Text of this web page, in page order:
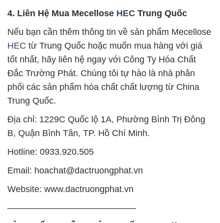
4. Liên Hệ Mua Mecellose HEC Trung Quốc
Nếu bạn cần thêm thông tin về sản phẩm Mecellose
HEC từ Trung Quốc hoặc muốn mua hàng với giá
tốt nhất, hãy liên hệ ngay với Công Ty Hóa Chất
Đắc Trường Phát. Chúng tôi tự hào là nhà phân
phối các sản phẩm hóa chất chất lượng từ China
Trung Quốc.
Địa chỉ: 1229C Quốc lộ 1A, Phường Bình Trị Đông
B, Quận Bình Tân, TP. Hồ Chí Minh.
Hotline: 0933.920.505
Email: hoachat@dactruongphat.vn
Website: www.dactruongphat.vn
——————————————–